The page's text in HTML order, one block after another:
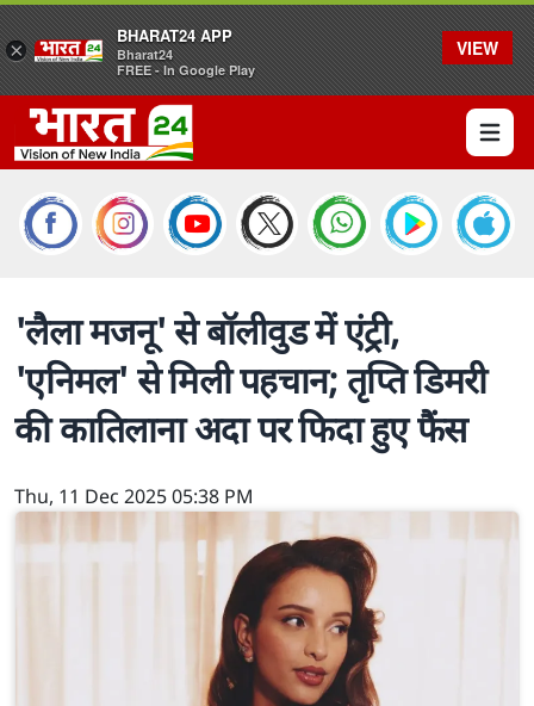
Open
'लैला मजनू' से बॉलीवुड में एंट्री,
'एनिमल' से मिली पहचान; तृप्ति डिमरी
की कातिलाना अदा पर फिदा हुए फैंस
Thu, 11 Dec 2025 05:38 PM
×
BHARAT24 APP
Bharat24
FREE - In Google Play
VIEW